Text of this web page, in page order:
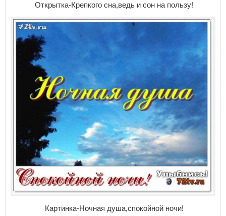
Открытка-Крепкого сна,ведь и сон на пользу!
Картинка-Ночная душа,спокойной ночи!